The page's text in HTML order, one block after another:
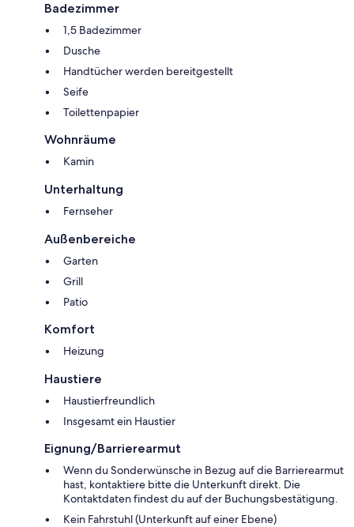
Badezimmer
1,5 Badezimmer
Dusche
Handtücher werden bereitgestellt
Seife
Toilettenpapier
Wohnräume
Kamin
Unterhaltung
Fernseher
Außenbereiche
Garten
Grill
Patio
Komfort
Heizung
Haustiere
Haustierfreundlich
Insgesamt ein Haustier
Eignung/Barrierearmut
Wenn du Sonderwünsche in Bezug auf die Barrierearmut
hast, kontaktiere bitte die Unterkunft direkt. Die
Kontaktdaten findest du auf der Buchungsbestätigung.
Kein Fahrstuhl (Unterkunft auf einer Ebene)